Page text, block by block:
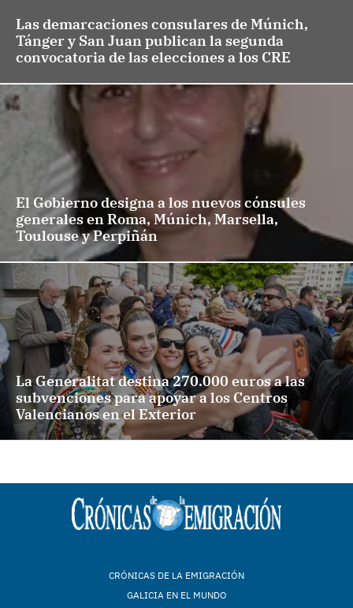
Las demarcaciones consulares de Múnich,
Tánger y San Juan publican la segunda
convocatoria de las elecciones a los CRE
El Gobierno designa a los nuevos cónsules
generales en Roma, Múnich, Marsella,
Toulouse y Perpiñán
La Generalitat destina 270.000 euros a las
subvenciones para apoyar a los Centros
Valencianos en el Exterior
CRÓNICAS DE LA EMIGRACIÓN
GALICIA EN EL MUNDO